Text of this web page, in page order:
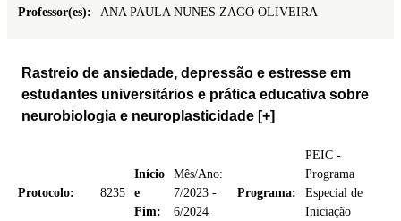
Professor(es): ANA PAULA NUNES ZAGO OLIVEIRA
Rastreio de ansiedade, depressão e estresse em
estudantes universitários e prática educativa sobre
neurobiologia e neuroplasticidade [+]
Protocolo: 8235
Início
e
Fim:
Mês/Ano:
7/2023 -
6/2024
Programa:
PEIC -
Programa
Especial de
Iniciação